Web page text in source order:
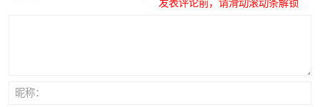
发表评论前，请滑动滚动条解锁
昵称：